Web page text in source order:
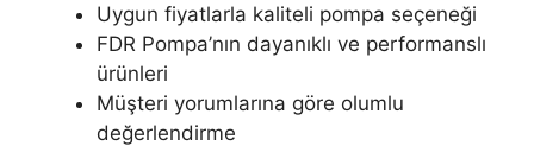
Uygun fiyatlarla kaliteli pompa seçeneği
FDR Pompa’nın dayanıklı ve performanslı
ürünleri
Müşteri yorumlarına göre olumlu
değerlendirme